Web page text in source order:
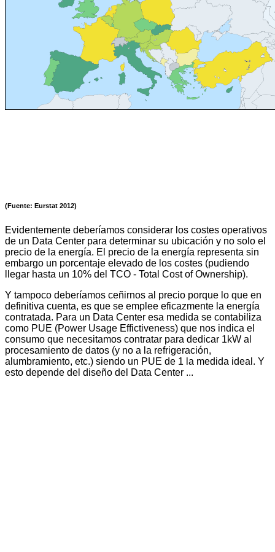
(Fuente: Eurstat 2012)
Evidentemente deberíamos considerar los costes operativos
de un Data Center para determinar su ubicación y no solo el
precio de la energía. El precio de la energía representa sin
embargo un porcentaje elevado de los costes (pudiendo
llegar hasta un 10% del TCO - Total Cost of Ownership).
Y tampoco deberíamos ceñirnos al precio porque lo que en
definitiva cuenta, es que se emplee eficazmente la energía
contratada. Para un Data Center esa medida se contabiliza
como PUE (Power Usage Effictiveness) que nos indica el
consumo que necesitamos contratar para dedicar 1kW al
procesamiento de datos (y no a la refrigeración,
alumbramiento, etc.) siendo un PUE de 1 la medida ideal. Y
esto depende del diseño del Data Center ...